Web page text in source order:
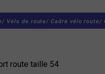
Vélo de route/ Cadre vélo route/